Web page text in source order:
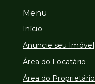
Menu
Início
Anuncie seu Imóvel
Área do Locatário
Área do Proprietário